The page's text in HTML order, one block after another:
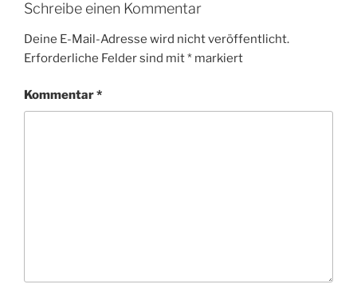
Schreibe einen Kommentar
Deine E-Mail-Adresse wird nicht veröffentlicht.
Erforderliche Felder sind mit* markiert
Kommentar*